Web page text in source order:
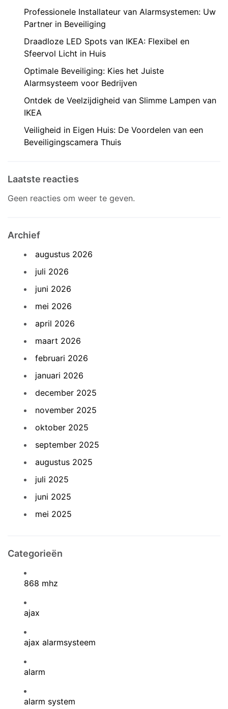
Professionele Installateur van Alarmsystemen: Uw
Partner in Beveiliging
Draadloze LED Spots van IKEA: Flexibel en
Sfeervol Licht in Huis
Optimale Beveiliging: Kies het Juiste
Alarmsysteem voor Bedrijven
Ontdek de Veelzijdigheid van Slimme Lampen van
IKEA
Veiligheid in Eigen Huis: De Voordelen van een
Beveiligingscamera Thuis
Laatste reacties
Geen reacties om weer te geven.
Archief
augustus 2026
juli 2026
juni 2026
mei 2026
april 2026
maart 2026
februari 2026
januari 2026
december 2025
november 2025
oktober 2025
september 2025
augustus 2025
juli 2025
juni 2025
mei 2025
Categorieën
868 mhz
ajax
ajax alarmsysteem
alarm
alarm system